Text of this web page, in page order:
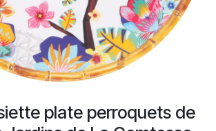
plate perroquets de